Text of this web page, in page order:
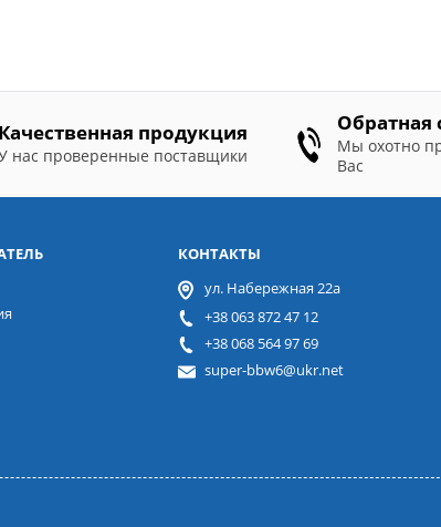
Качественная продукция
нас проверенные поставщики
Обратная
Мы охотно
Вас
КОНТАКТЫ
ул. Набережная 22а
+38 063 872 47 12
+38 068 564 97 69
super-bbw6@ukr.net